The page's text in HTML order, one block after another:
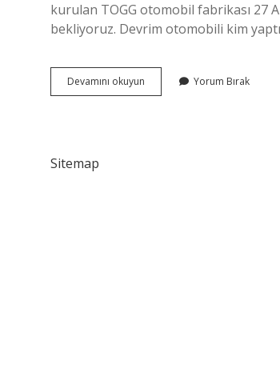
kurulan TOGG otomobil fabrikası 27
bekliyoruz. Devrim otomobili kim
Devamını okuyun Türkiyenin
Ilk
Yorum Bırak
Sitemap